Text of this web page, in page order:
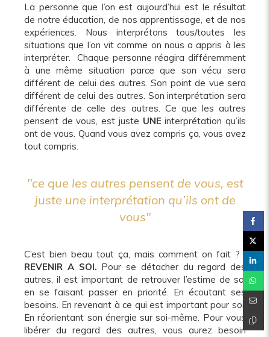
La personne que l’on est aujourd’hui est le résultat
de notre éducation, de nos apprentissage, et de nos
expériences. Nous interprétons tous/toutes les
situations que l’on vit comme on nous a appris à les
interpréter. Chaque personne réagira différemment
à une même situation parce que son vécu sera
différent de celui des autres. Son point de vue sera
différent de celui des autres. Son interprétation sera
différente de celle des autres. Ce que les autres
pensent de vous, est juste UNE interprétation qu’ils
ont de vous. Quand vous avez compris ça, vous avez
tout compris.
"ce que les autres pensent de vous, est
juste une interprétation qu’ils ont de
vous"
C’est bien beau tout ça, mais comment on fait ? :
REVENIR A SOI. Pour se détacher du regard des
autres, il est important de retrouver l’estime de soi
en se faisant passer en priorité. En écoutant ses
besoins. En revenant à ce qui est important pour soi.
En réorientant son énergie sur soi-même. Pour vous
libérer du regard des autres, vous aurez besoin